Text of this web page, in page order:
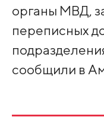
органы МВД,
переписных
сообщили в